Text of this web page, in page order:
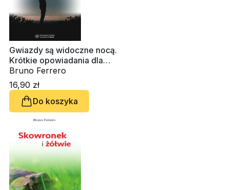
Gwiazdy są widoczne nocą.
Krótkie opowiadania dla
ducha
Bruno Ferrero
16,90 zł
Do koszyka